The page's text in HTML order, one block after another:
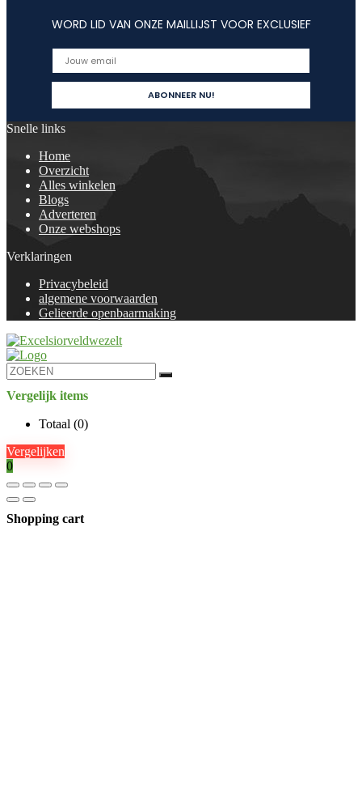
WORD LID VAN ONZE MAILLIJST VOOR EXCLUSIEF
Snelle links
Home
Overzicht
Alles winkelen
Blogs
Adverteren
Onze webshops
Verklaringen
Privacybeleid
algemene voorwaarden
Gelieerde openbaarmaking
Vergelijk items
Totaal (0)
Vergelijken
0
Shopping cart